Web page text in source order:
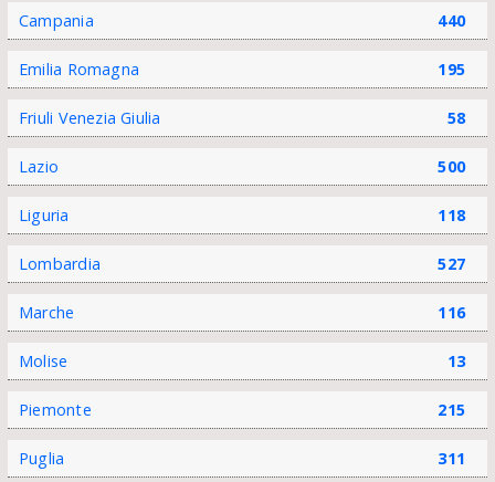
Campania 440
Emilia Romagna 195
Friuli Venezia Giulia 58
Lazio 500
Liguria 118
Lombardia 527
Marche 116
Molise 13
Piemonte 215
Puglia 311